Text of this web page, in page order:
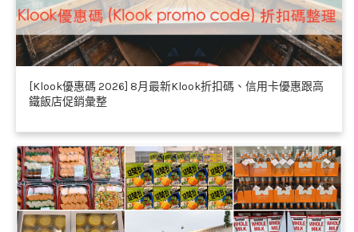
[Klook優惠碼 2026] 8月最新Klook折扣碼、信用卡優惠跟高
鐵飯店促銷彙整